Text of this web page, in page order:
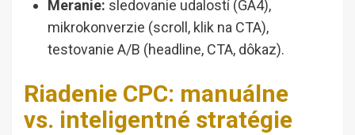
Meranie: sledovanie udalostí (GA4),
mikrokonverzie (scroll, klik na CTA),
testovanie A/B (headline, CTA, dôkaz).
Riadenie CPC: manuálne
vs. inteligentné stratégie